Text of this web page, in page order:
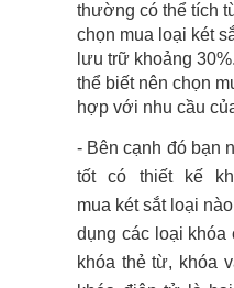
thường có thể tích
chọn mua loại két
lưu trữ khoảng 30%.
thể biết nên chọn
hợp với nhu cầu
- Bên cạnh đó bạn
tốt có thiết kế
mua két sắt loại
dụng các loại khóa
khóa thẻ từ, khóa